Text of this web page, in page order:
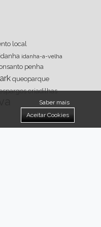
Saber mais
Aceitar Cookies
local
idanha idanha-a-velha
penha
queoparque
criadilhas